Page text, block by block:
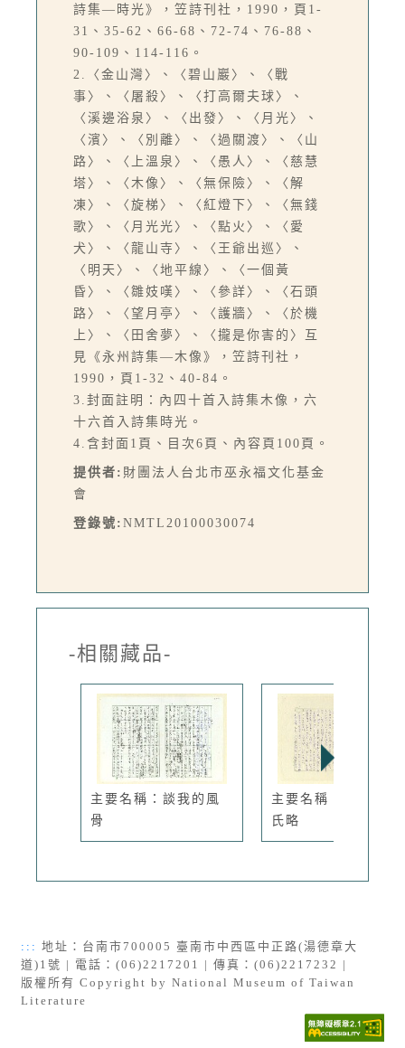
詩集—時光》，笠詩刊社，1990，頁1-
31、35-62、66-68、72-74、76-88、
90-109、114-116。
2.〈金山灣〉、〈碧山巖〉、〈戰
事〉、〈屠殺〉、〈打高爾夫球〉、
〈溪邊浴泉〉、〈出發〉、〈月光〉、
〈濱〉、〈別離〉、〈過關渡〉、〈山
路〉、〈上溫泉〉、〈愚人〉、〈慈慧
塔〉、〈木像〉、〈無保險〉、〈解
凍〉、〈旋梯〉、〈紅燈下〉、〈無錢
歌〉、〈月光光〉、〈點火〉、〈愛
犬〉、〈龍山寺〉、〈王爺出巡〉、
〈明天〉、〈地平線〉、〈一個黃
昏〉、〈雛妓嘆〉、〈參詳〉、〈石頭
路〉、〈望月亭〉、〈護牆〉、〈於機
上〉、〈田舍夢〉、〈攏是你害的〉互
見《永州詩集—木像》，笠詩刊社，
1990，頁1-32、40-84。
3.封面註明：內四十首入詩集木像，六
十六首入詩集時光。
4.含封面1頁、目次6頁、內容頁100頁。
提供者: 財團法人台北市巫永福文化基金
會
登錄號: NMTL20100030074
-相關藏品-
主要名稱：談我的風
骨
主要名稱：台灣巫氏
氏略
::: 地址：台南市700005 臺南市中西區中正路(湯德章大
道)1號 | 電話：(06)2217201 | 傳真：(06)2217232 |
版權所有 Copyright by National Museum of Taiwan
Literature